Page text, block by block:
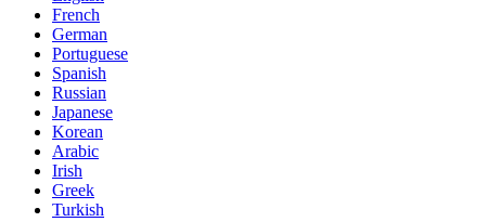
French
German
Portuguese
Spanish
Russian
Japanese
Korean
Arabic
Irish
Greek
Turkish